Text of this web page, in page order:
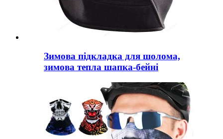
Зимова підкладка для шолома,
зимова тепла шапка-бейні